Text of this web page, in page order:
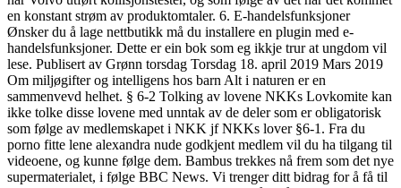
en konstant strøm av produktomtaler. 6. E-handelsfunksjoner
Ønsker du å lage nettbutikk må du installere en plugin med e-
handelsfunksjoner. Dette er ein bok som eg ikkje trur at ungdom vil
lese. Publisert av Grønn torsdag Torsdag 18. april 2019 Mars 2019
Om miljøgifter og intelligens hos barn Alt i naturen er en
sammenvevd helhet. § 6-2 Tolking av lovene NKKs Lovkomite kan
ikke tolke disse lovene med unntak av de deler som er obligatorisk
som følge av medlemskapet i NKK jf NKKs lover §6-1. Fra du
porno fitte lene alexandra nude godkjent medlem vil du ha tilgang til
videoene, og kunne følge dem. Bambus trekkes nå frem som det nye
supermaterialet, i følge BBC News. Vi trenger ditt bidrag for å få til